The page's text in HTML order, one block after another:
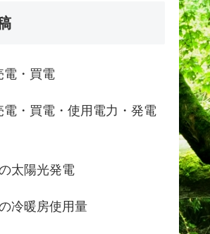
電・買電
電・買電・使用電力・発電
太陽光発電
冷暖房使用量